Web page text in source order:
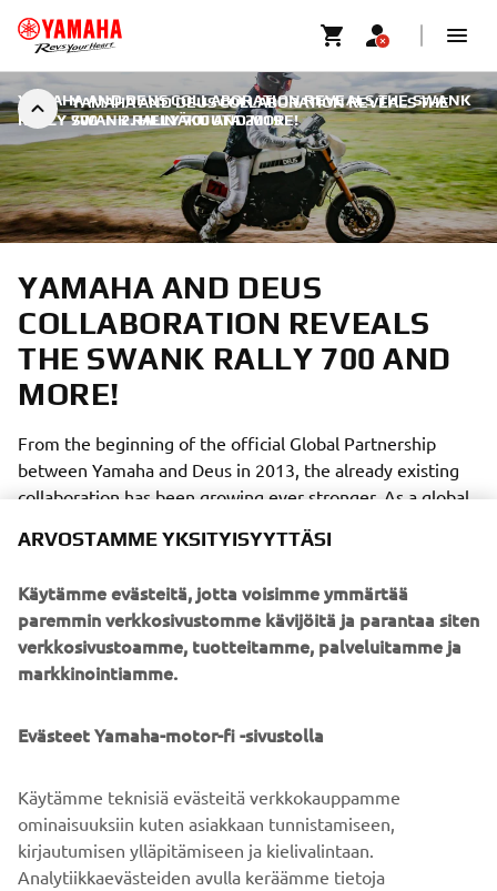
YAMAHA AND DEUS COLLABORATION REVEALS THE
SWANK RALLY 700 AND MORE!
YAMAHA AND DEUS COLLABORATION REVEALS THE SWANK
RALLY 700 | 2. HEINÄKUUTA 2019
YAMAHA AND DEUS
COLLABORATION REVEALS
THE SWANK RALLY 700 AND
MORE!
From the beginning of the official Global Partnership
between Yamaha and Deus in 2013, the already existing
collaboration has been growing ever stronger. As a global
international events in Europe, USA and Australia. Of
was their shared passion for motorcycle and customization
that has originated a wide range of unique projects.
essence of Deus and blends it perfectly with Yamaha's
versatile and easily customizable
XSR700
. The result is a
true Deus custom that delivers the engaging and
emotional riding experience that the XSR is famous for.
ARVOSTAMME YKSITYISYYTTÄSI
Käytämme evästeitä, jotta voisimme ymmärtää
paremmin verkkosivustomme kävijöitä ja parantaa siten
verkkosivustoamme, tuotteitamme, palveluitamme ja
markkinointiamme.
Evästeet Yamaha-motor-fi -sivustolla
Käytämme teknisiä evästeitä verkkokauppamme
ominaisuuksiin kuten asiakkaan tunnistamiseen,
kirjautumisen ylläpitämiseen ja kielivalintaan.
Analytiikkaevästeiden avulla keräämme tietoja